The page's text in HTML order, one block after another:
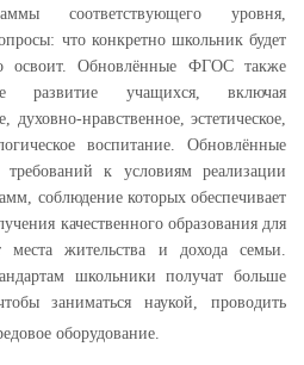
соответствующего уровня,
что конкретно школьник будет
освоит. Обновлённые ФГОС также
развитие учащихся, включая
духовно-нравственное, эстетическое,
воспитание. Обновлённые
к условиям реализации
соблюдение которых обеспечивает
качественного образования для
места жительства и дохода семьи.
школьники получат больше
заниматься наукой, проводить
оборудование.